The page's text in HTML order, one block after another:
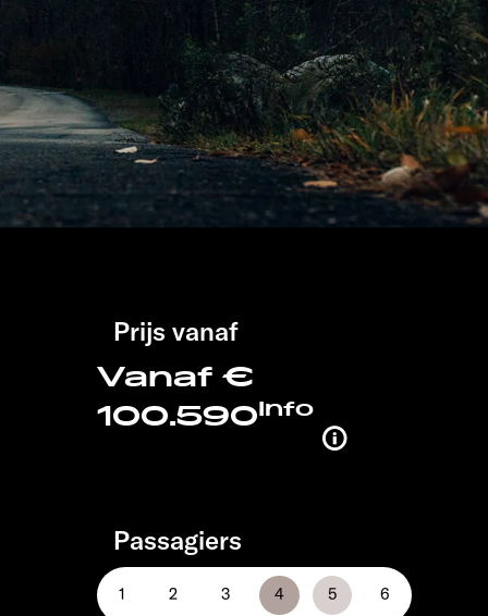
Prijs vanaf
Vanaf €
100.590Info
Passagiers